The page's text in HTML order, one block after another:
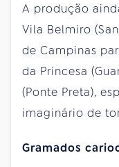
A produção
Vila Belmiro
de Campinas
da Princesa
(Ponte Preta),
imaginário de
Gramados